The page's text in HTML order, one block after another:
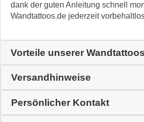
dank der guten Anleitung schnell
Wandtattoos.de jederzeit
Vorteile unserer Wandtattoos
Versandhinweise
Persönlicher Kontakt